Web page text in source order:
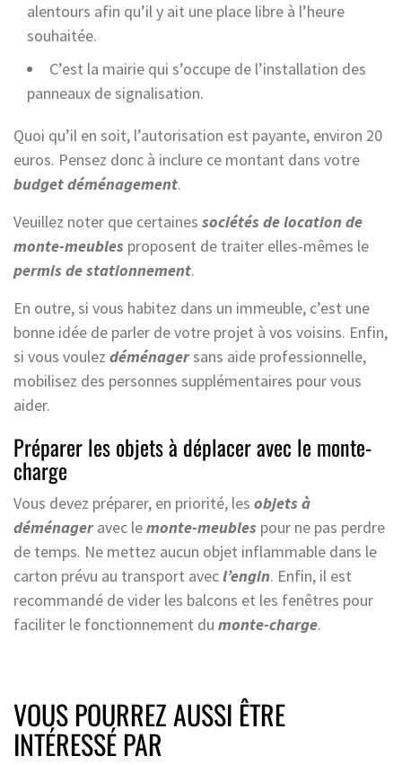
alentours afin qu’il y ait une place libre à l’heure
souhaitée.
C’est la mairie qui s’occupe de l’installation des
panneaux de signalisation.
Quoi qu’il en soit, l’autorisation est payante, environ 20
euros. Pensez donc à inclure ce montant dans votre
budget déménagement.
Veuillez noter que certaines sociétés de location de
monte-meubles proposent de traiter elles-mêmes le
permis de stationnement.
En outre, si vous habitez dans un immeuble, c’est une
bonne idée de parler de votre projet à vos voisins. Enfin,
si vous voulez déménagersans aide professionnelle,
mobilisez des personnes supplémentaires pour vous
aider.
Préparer les objets à déplacer avec le monte-
charge
Vous devez préparer, en priorité, les objetsà
déménageravec lemonte-meubles pour ne pas perdre
de temps. Ne mettez aucun objet inflammable dans le
carton prévu au transport avecl’engin. Enfin, il est
recommandé de vider les balcons et les fenêtres pour
faciliter le fonctionnement du monte-charge.
VOUS POURREZ AUSSI ÊTRE
INTÉRESSÉ PAR